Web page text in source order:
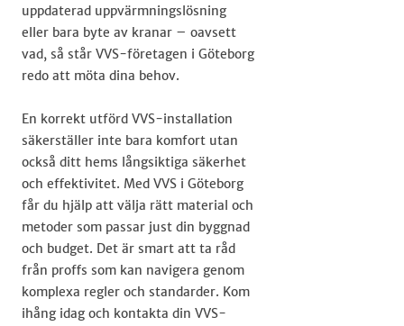
uppdaterad uppvärmningslösning
eller bara byte av kranar – oavsett
vad, så står VVS-företagen i Göteborg
redo att möta dina behov.
En korrekt utförd VVS-installation
säkerställer inte bara komfort utan
också ditt hems långsiktiga säkerhet
och effektivitet. Med VVS i Göteborg
får du hjälp att välja rätt material och
metoder som passar just din byggnad
och budget. Det är smart att ta råd
från proffs som kan navigera genom
komplexa regler och standarder. Kom
ihång idag och kontakta din VVS-